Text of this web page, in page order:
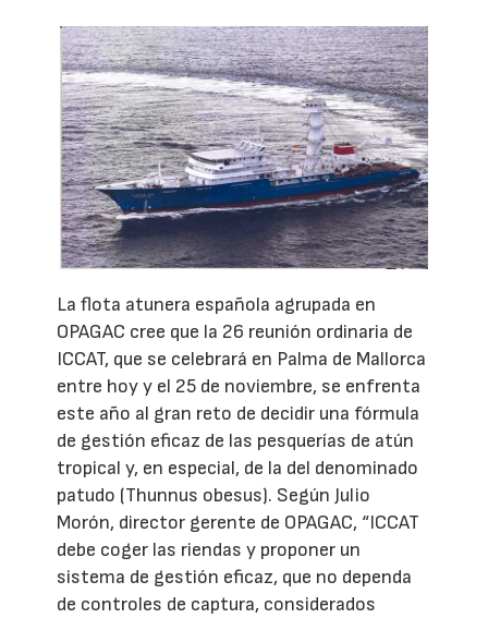
La flota atunera española agrupada en
OPAGAC cree que la 26 reunión ordinaria de
ICCAT, que se celebrará en Palma de Mallorca
entre hoy y el 25 de noviembre, se enfrenta
este año al gran reto de decidir una fórmula
de gestión eficaz de las pesquerías de atún
tropical y, en especial, de la del denominado
patudo (Thunnus obesus). Según Julio
Morón, director gerente de OPAGAC, “ICCAT
debe coger las riendas y proponer un
sistema de gestión eficaz, que no dependa
de controles de captura, considerados